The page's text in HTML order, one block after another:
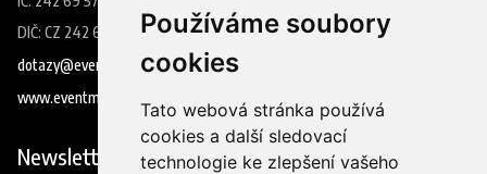
Používáme soubory
cookies
Tato webová stránka používá
cookies a další sledovací
technologie ke zlepšení vašeho
DIČ: CZ 242 69 573
dotazy@eventmedia.cz
www.eventmedia.cz
Newsletter